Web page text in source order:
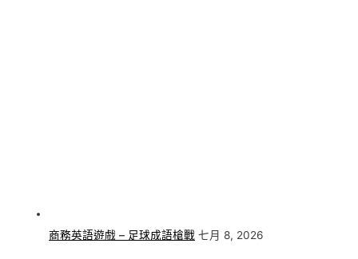
商務英語遊戲 – 足球成語槍戰 七月 8, 2026